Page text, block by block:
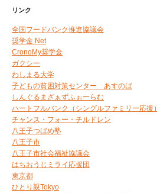
リンク
全国フードバンク推進協議会
奨学金.Net
CronoMy奨学金
ガクシー
わしまる大学
子どもの貧困対策センター あすのば
しんぐるまざぁずふぉーらむ
ハートフルバンク（シングルファミリー応援）
チャンス・フォー・チルドレン
八王子つばめ塾
八王子市
八王子市社会福祉協議会
はちおうじミライ応援団
東京都
ひとり親Tokyo